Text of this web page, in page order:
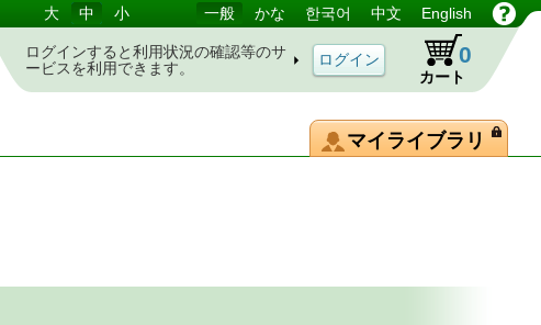
大 中 小 一般 かな 한국어 中文 English
ログインすると利用状況の確認等のサ
ービスを利用できます。
カート
0
マイライブラリ